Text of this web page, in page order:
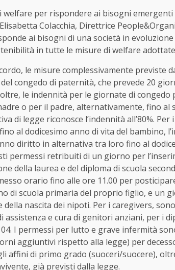
welfare per rispondere ai bisogni
Colacchia, Direttrice
ai bisogni di una società in evoluzione
in tutte le misure di welfare
le misure complessivamente previste
congedo di paternità, che prevede 20
le indennità per le giornate di congedo
o per il padre, alternativamente, fino al
di legge riconosce l’indennità all’80%. Per
al dodicesimo anno di vita del bambino,
diritto in alternativa tra loro fino al
permessi retribuiti di un giorno per
della laurea e del diploma di scuola
orario fino alle ore 11.00 per
di scuola primaria del proprio figlio, e un
nascita dei nipoti. Per i caregivers,
e cura di genitori anziani, per i
I permessi per lutto e grave infermità
aggiuntivi rispetto alla legge) per
affini di primo grado (suoceri/suocere),
già previsti dalla legge.